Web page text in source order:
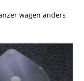
wagen anders